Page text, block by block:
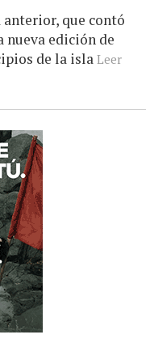
que contó
nueva edición de
de la isla Leer